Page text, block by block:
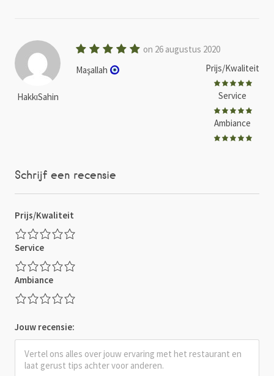
HakkıSahin
on 26 augustus 2020
Prijs/Kwaliteit
Service
Ambiance
Maşallah
Schrijf een recensie
Prijs/Kwaliteit
Service
Ambiance
Jouw recensie: